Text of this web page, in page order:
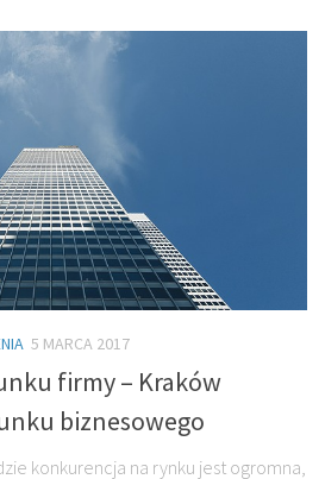
5 MARCA 2017
firmy – Kraków
biznesowego
konkurencja na rynku jest ogromna,